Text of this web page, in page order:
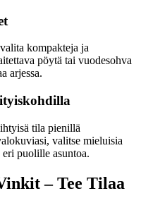
kompakteja ja
pöytä tai vuodesohva
arjessa.
tila pienillä
valitse mieluisia
puolille asuntoa.
– Tee Tilaa